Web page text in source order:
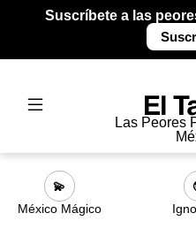
Suscríbete a las
Las Peores
💫
México Mágico